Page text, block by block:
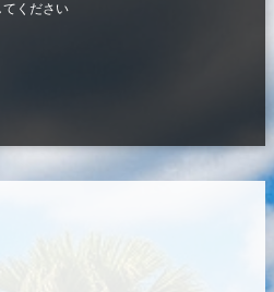
ください